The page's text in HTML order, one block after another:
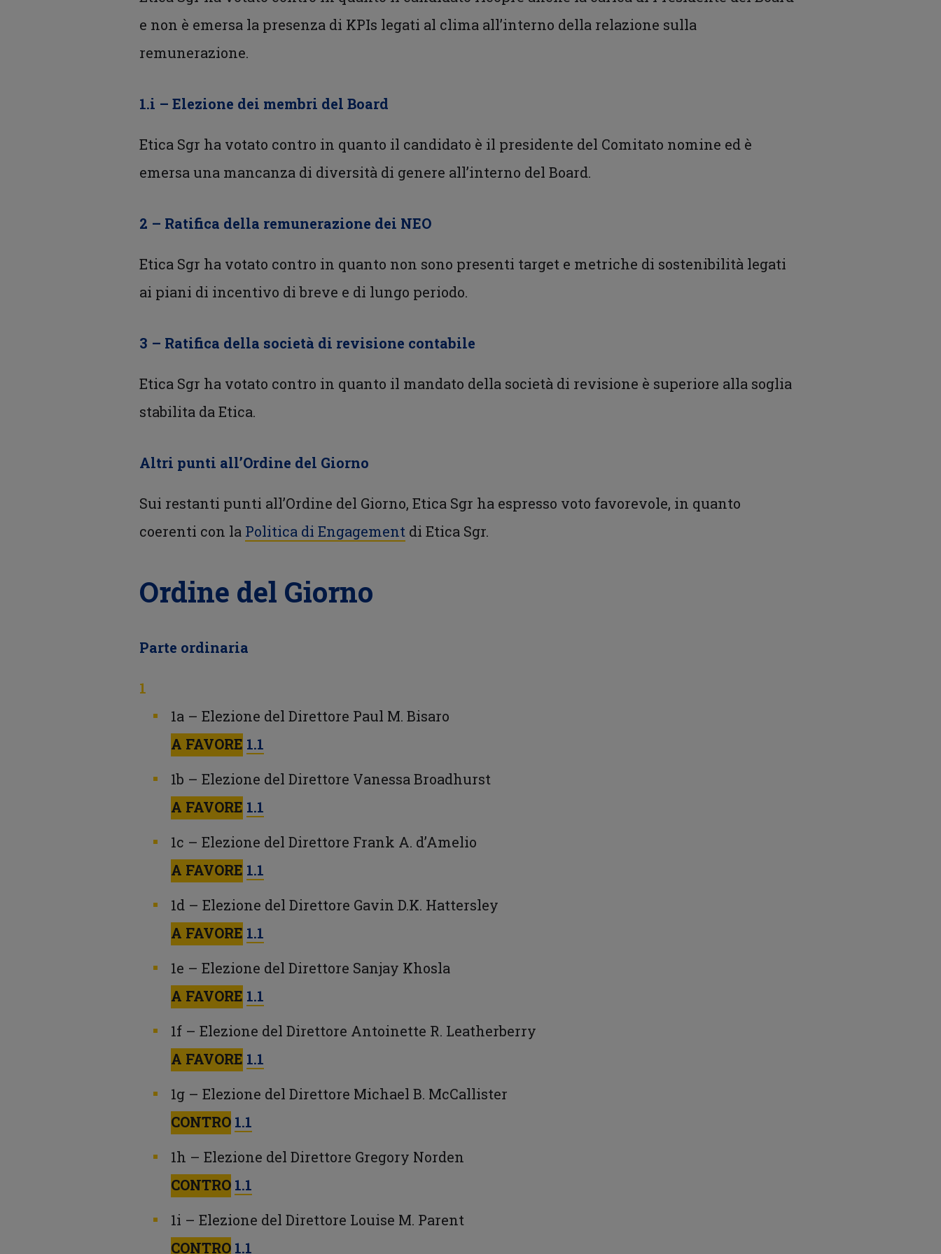
e non è emersa la presenza di KPIs legati al clima all’interno della relazione sulla
remunerazione.
1.i – Elezione dei membri del Board
Etica Sgr ha votato contro in quanto il candidato è il presidente del Comitato nomine ed è
emersa una mancanza di diversità di genere all’interno del Board.
2 – Ratifica della remunerazione dei NEO
Etica Sgr ha votato contro in quanto non sono presenti target e metriche di sostenibilità legati
ai piani di incentivo di breve e di lungo periodo.
3 – Ratifica della società di revisione contabile
Etica Sgr ha votato contro in quanto il mandato della società di revisione è superiore alla soglia
stabilita da Etica.
Altri punti all’Ordine del Giorno
Sui restanti punti all’Ordine del Giorno, Etica Sgr ha espresso voto favorevole, in quanto
coerenti con la Politica di Engagement di Etica Sgr.
Ordine del Giorno
Parte ordinaria
1a – Elezione del Direttore Paul M. Bisaro
A FAVORE 1.1
1b – Elezione del Direttore Vanessa Broadhurst
A FAVORE 1.1
1c – Elezione del Direttore Frank A. d’Amelio
A FAVORE 1.1
1d – Elezione del Direttore Gavin D.K. Hattersley
A FAVORE 1.1
1e – Elezione del Direttore Sanjay Khosla
A FAVORE 1.1
1f – Elezione del Direttore Antoinette R. Leatherberry
A FAVORE 1.1
1g – Elezione del Direttore Michael B. McCallister
CONTRO 1.1
1h – Elezione del Direttore Gregory Norden
CONTRO 1.1
1i – Elezione del Direttore Louise M. Parent
CONTRO 1.1